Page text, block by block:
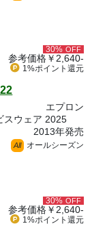
30% OFF
参考価格￥2,640-
1%ポイント 還元
エプロン
ウェア 2025
2013年発売
All オールシーズン
30% OFF
参考価格￥2,640-
1%ポイント 還元